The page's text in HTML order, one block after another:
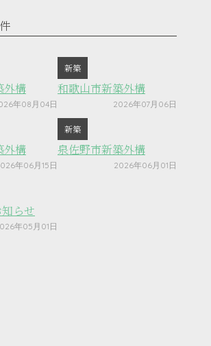
外構
年08月04日
新築
和歌山市新築外構
2026年07月06日
外構
年06月15日
新築
泉佐野市新築外構
2026年06月01日
らせ
年05月01日